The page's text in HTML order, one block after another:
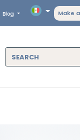
Blog Make